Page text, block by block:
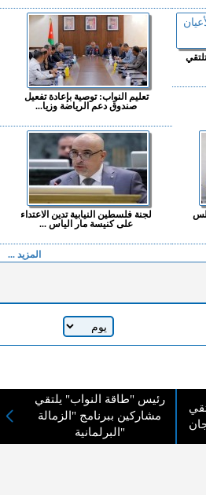
تعليم النواب: توصية بإعادة تفعيل
صندوق دعم الرياضة وزيا...
لجنة فلسطين النيابية تدين الاعتداء
على كنيسة مار الياس ...
المزيد ...
رئيس "طاقة النواب" يلتقي
مشاركين ببرنامج "الزمالة
البرلمانية"
ذكر المصدر ( المدينة نيوز ) - الآراء والتعليقات
عن رأي أصحابها فقط